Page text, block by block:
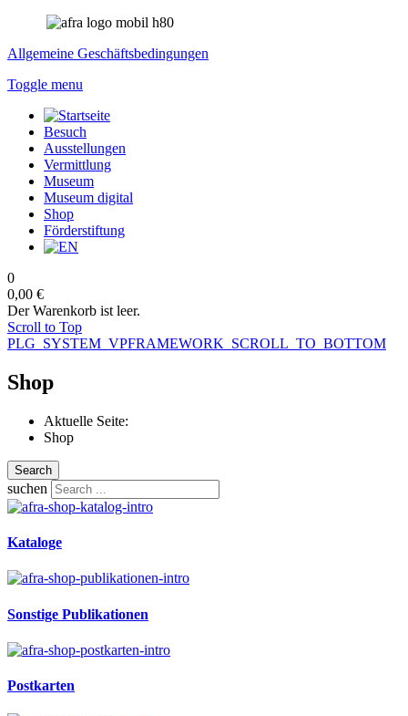
Allgemeine Geschäftsbedingungen
Toggle menu
Besuch
Ausstellungen
Vermittlung
Museum
Museum digital
Shop
Förderstiftung
0
0,00 €
Der Warenkorb ist leer.
Scroll to Top
PLG_SYSTEM_VPFRAMEWORK_SCROLL_TO_BOTTOM
Shop
Aktuelle Seite:
Shop
Search
suchen
Kataloge
Sonstige Publikationen
Postkarten